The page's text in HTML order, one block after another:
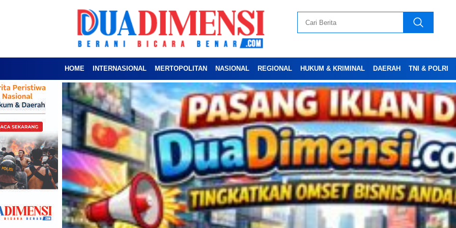
HOME INTERNASIONAL MERTOPOLITAN NASIONAL REGIONAL HUKUM & KRIMINAL DAERAH TNI & POLRI
Advertesment